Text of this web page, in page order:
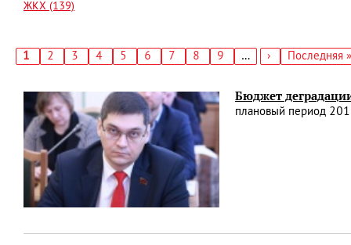
ЖКХ (139)
Текущая
1 Страница
2 Страница
3 Страница
4 Страница
5 Страница
6 Страница
7 Страница
8 Страница
9 …
Следующая
›
Последняя
Последняя »
Бюджет
плановый период